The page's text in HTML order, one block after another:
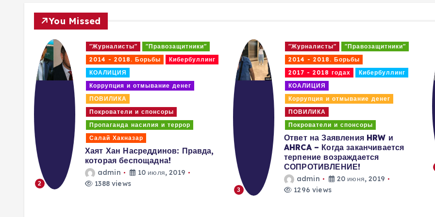
г
и
н
а
ц
и
я
You Missed
"Журналисты"
"Правозащитники"
2014 - 2018. Борьбы
2017 - 2018 годах
КОАЛИЦИЯ
Коррупция и отмывание денег
ПОВИЛИКА
Покрователи и спонсоры
Ответ на Заявления HRW и
AHRCA – Когда заканчивается
терпение возраждается
СОПРОТИВЛЕНИЕ!
admin
20 июня, 2019
"Журналисты"
"Правозащитники"
2014 - 2018. Борьбы
Коррупция и отмывание денег
ПОВИЛИКА
Покрователи и спонсоры
Пропаганда насилия и террор
Акция протеста в Вене и
Кишиневе против преступлений
в правозащите!
admin
9 июня, 2019
1242 views